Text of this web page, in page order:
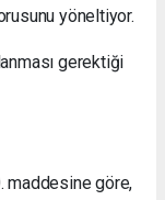
yöneltiyor.
gerektiği
maddesine göre,